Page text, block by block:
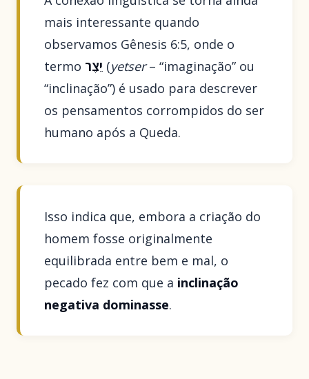
mais interessante quando
observamos Gênesis 6:5, onde o
termo יֵצֶר (yetser– “imaginação” ou
“inclinação”) é usado para descrever
os pensamentos corrompidos do ser
humano após a Queda.
Isso indica que, embora a criação do
homem fosse originalmente
equilibrada entre bem e mal, o
pecado fez com que a inclinação
negativa dominasse.